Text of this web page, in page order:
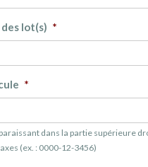
lot(s) *
*
dans la partie supérieure
(ex. : 0000-12-3456)